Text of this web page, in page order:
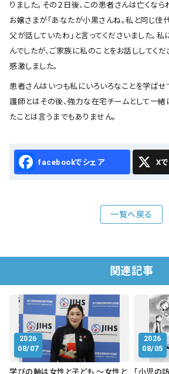
りました。その２日後、この患者さんは亡くな
お嬢さまが「あなたが小黒さんね。私と同じ佳
父が話していたわ」と言ってくださいました。
んでしたが、ご家族に私のことをお話ししてく
感激しました。
患者さんはいつも私にいろいろなことを学ばせ
護師とはその後、強力な在宅チームとして一
たことは言うまでもありません。
Facebook X
一覧へ戻る
関連記事
2026
08/07
学びの軸は女性と子ども ～女性と
2026
08/05
「小児の